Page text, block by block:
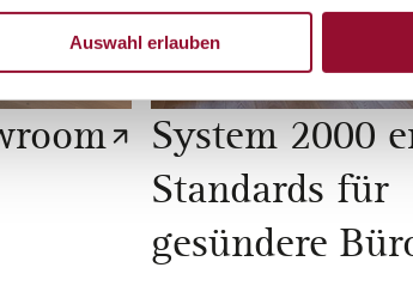
Auswahl erlauben
System 2000
Standards für
gesündere